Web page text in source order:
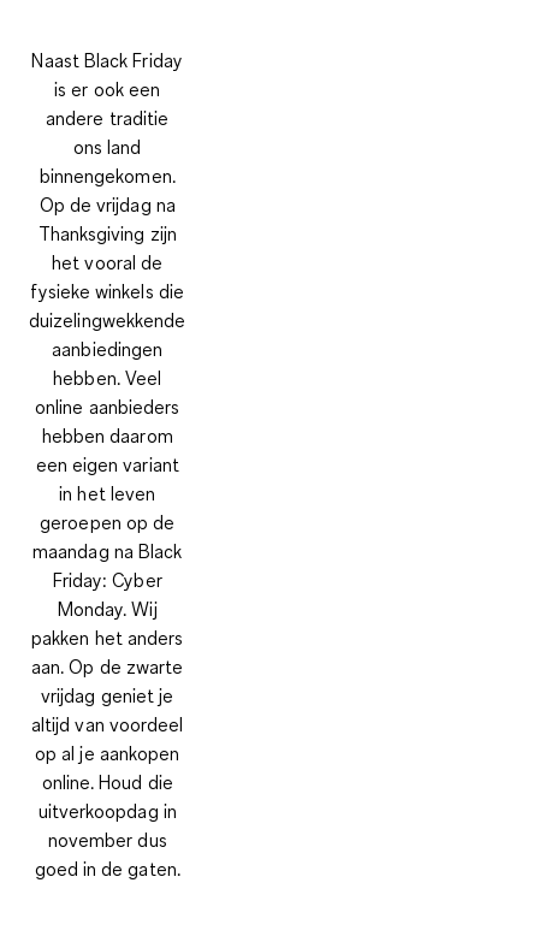
Naast Black Friday
is er ook een
andere traditie
ons land
binnengekomen.
Op de vrijdag na
Thanksgiving zijn
het vooral de
fysieke winkels die
duizelingwekkende
aanbiedingen
hebben. Veel
online aanbieders
hebben daarom
een eigen variant
in het leven
geroepen op de
maandag na Black
Friday: Cyber
Monday. Wij
pakken het anders
aan. Op de zwarte
vrijdag geniet je
altijd van voordeel
op al je aankopen
online. Houd die
uitverkoopdag in
november dus
goed in de gaten.